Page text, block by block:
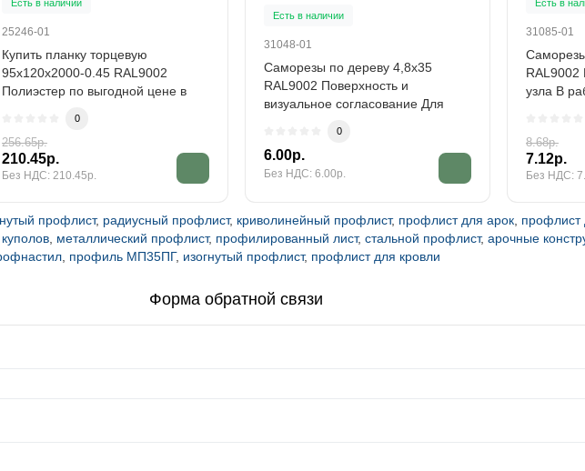
Есть в наличии
25246-01
Купить планку торцевую
95х120х2000-0.45 RAL9002
Полиэстер по выгодной цене в
0
256.65р.
210.45р.
Без НДС: 210.45р.
Есть в наличии
31048-01
Саморезы по дереву 4,8х35
RAL9002 Поверхность и
визуальное согласование Для
0
6.00р.
Без НДС: 6.00р.
Есть в
31085-01
RAL9002
узла В
8.68р.
7.12р.
Без НДС:
профлист, радиусный профлист, криволинейный профлист, профлист для арок профлист
металлический профлист, профилированный лист, стальной профлист, арочные
профиль МП35ПГ, изогнутый профлист, профлист для кровли
Форма обратной связи